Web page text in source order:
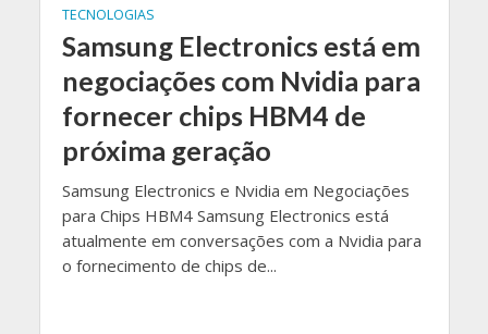
TECNOLOGIAS
Samsung Electronics está em
negociações com Nvidia para
fornecer chips HBM4 de
próxima geração
Samsung Electronics e Nvidia em Negociações
para Chips HBM4 Samsung Electronics está
atualmente em conversações com a Nvidia para
o fornecimento de chips de...